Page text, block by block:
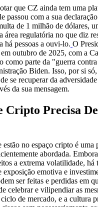
que CZ ainda tem uma
passou com a sua
de 1 milhão de dólares,
área regulatória no que diz
há pessoas a ouvi-lo. O
outubro de 2025, com a
como parte da "guerra contra
Biden. Isso, por si
se recuperar da
da sua mensagem.
Cripto Precisa
estão no espaço cripto é uma
abordada.
a extrema volatilidade, há
exposição emotiva e
ser feitas e perdidas em
celebrar e vilipendiar as
de mercado, e a cultura